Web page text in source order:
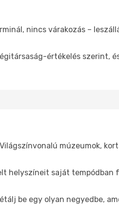
nincs várakozás –
értékelés szerint,
múzeumok,
helyszíneit saját tempódban
be egy olyan negyedbe,